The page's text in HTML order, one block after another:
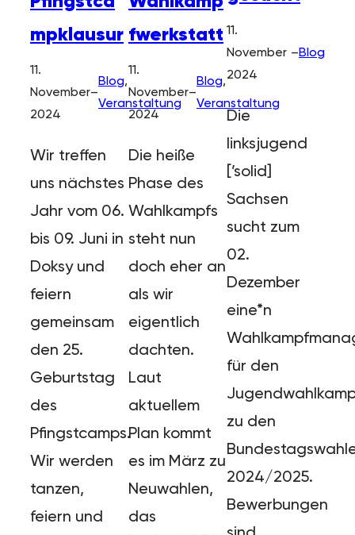
mpklausur
11.
November
2024
–
Blog
Veranstaltung
Wir treffen
uns nächstes
Jahr vom 06.
bis 09. Juni in
Doksy und
feiern
gemeinsam
den 25.
Geburtstag
des
Pfingstcamps.
Wir werden
tanzen,
feiern und
fwerkstatt
11.
November
2024
–
Blog ,
Veranstaltung
Die heiße
Phase des
Wahlkampfs
steht nun
doch eher an
als wir
eigentlich
dachten.
Laut
aktuellem
Plan kommt
es im März zu
Neuwahlen,
das
11.
November
2024
–Blog
Die
linksjugend
[’solid]
Sachsen
sucht zum
02.
Dezember
eine*n
für den
zu den
2024/2025.
Bewerbungen